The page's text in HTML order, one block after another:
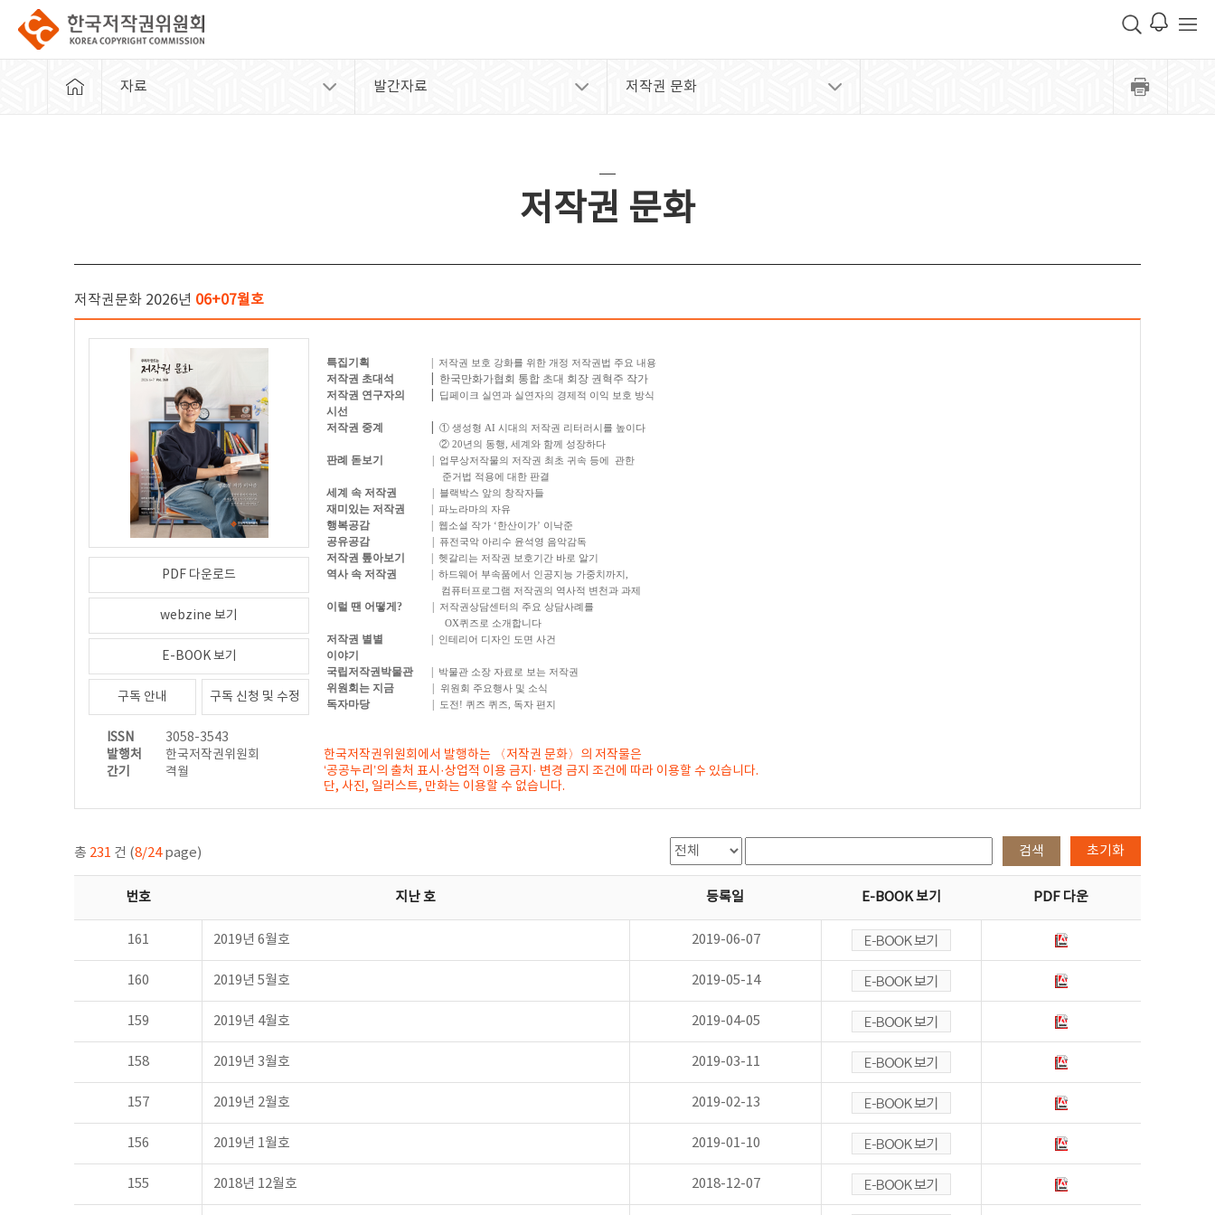
자료 발간자료 저작권 문화
저작권 문화
저작권문화 2026년 06+07월호
PDF 다운로드
webzine 보기
E-BOOK 보기
구독 안내 구독 신청 및 수정
ISSN
3058-3543
발행처
한국저작권위원회
간기
격월
특집기획 저작권 보호 강화를 위한 개정 저작권법 주요 내용
저작권 초대석
한국만화가협회 통합 초대 회장 권혁주 작가
저작권 연구자의
시선
딥페이크 실연과 실연자의 경제적 이익 보호 방식
저작권 중계
① 생성형 AI 시대의 저작권 리터러시를 높이다
② 20년의 동행, 세계와 함께 성장하다
판례 돋보기
업무상저작물의 저작권 최초 귀속 등에 관한
준거법 적용에 대한 판결
세계 속 저작권 블랙박스 앞의 창작자들
재미있는 저작권 파노라마의 자유
행복공감 웹소설 작가 ‘한산이가’ 이낙준
공유공감 퓨전국악 아리수 윤석영 음악감독
저작권 톺아보기 헷갈리는 저작권 보호기간 바로 알기
역사 속 저작권
하드웨어 부속품에서 인공지능 가중치까지,
컴퓨터프로그램 저작권의 역사적 변천과 과제
이럴 땐 어떻게?
저작권상담센터의 주요 상담사례를
OX퀴즈로 소개합니다
저작권 별별
이야기
인테리어 디자인 도면 사건
국립저작권박물관 박물관 소장 자료로 보는 저작권
위원회는 지금 위원회 주요행사 및 소식
독자마당 도전! 퀴즈 퀴즈, 독자 편지
한국저작권위원회에서 발행하는 〈저작권 문화〉의 저작물은
‘공공누리’의 출처 표시·상업적 이용 금지· 변경 금지 조건에 따라 이용할 수 있습니다.
단, 사진, 일러스트, 만화는 이용할 수 없습니다.
총 231 건 (8/24page) 검색 초기화
번호 지난 호 등록일 E-BOOK 보기 PDF 다운
161 2019년 6월호 2019-06-07
160 2019년 5월호 2019-05-14
159 2019년 4월호 2019-04-05
158 2019년 3월호 2019-03-11
157 2019년 2월호 2019-02-13
156 2019년 1월호 2019-01-10
155 2018년 12월호 2018-12-07